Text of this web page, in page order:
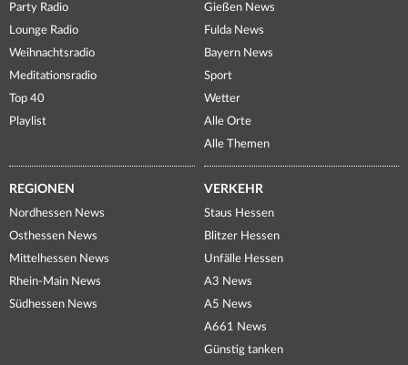
Party Radio
Lounge Radio
Weihnachtsradio
Meditationsradio
Top 40
Playlist
Gießen News
Fulda News
Bayern News
Sport
Wetter
Alle Orte
Alle Themen
REGIONEN
Nordhessen News
Osthessen News
Mittelhessen News
Rhein-Main News
Südhessen News
VERKEHR
Staus Hessen
Blitzer Hessen
Unfälle Hessen
A3 News
A5 News
A661 News
Günstig tanken